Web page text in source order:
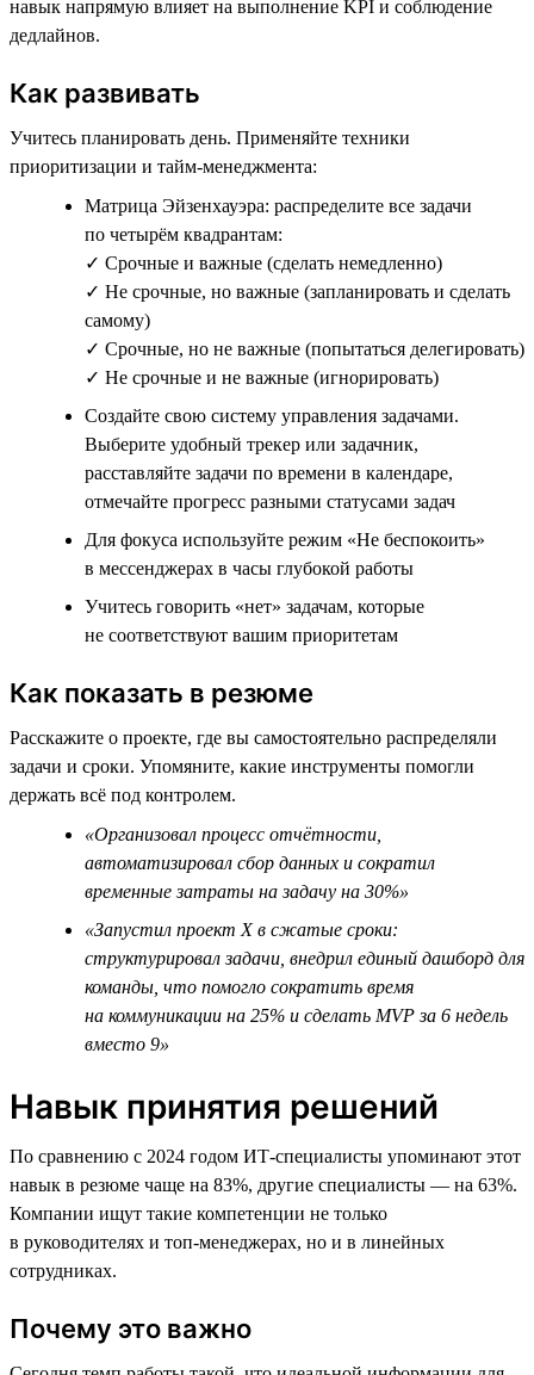
навык напрямую влияет на выполнение KPI и соблюдение
дедлайнов.
Как развивать
Учитесь планировать день. Применяйте техники
приоритизации и тайм-менеджмента:
Матрица Эйзенхауэра: распределите все задачи
по четырём квадрантам:
✓ Срочные и важные (сделать немедленно)
✓ Не срочные, но важные (запланировать и сделать
самому)
✓ Срочные, но не важные (попытаться делегировать)
✓ Не срочные и не важные (игнорировать)
Создайте свою систему управления задачами.
Выберите удобный трекер или задачник,
расставляйте задачи по времени в календаре,
отмечайте прогресс разными статусами задач
Для фокуса используйте режим «Не беспокоить»
в мессенджерах в часы глубокой работы
Учитесь говорить «нет» задачам, которые
не соответствуют вашим приоритетам
Как показать в резюме
Расскажите о проекте, где вы самостоятельно распределяли
задачи и сроки. Упомяните, какие инструменты помогли
держать всё под контролем.
«Организовал процесс отчётности,
автоматизировал сбор данных и сократил
временные затраты на задачу на 30%»
«Запустил проект Х в сжатые сроки:
структурировал задачи, внедрил единый дашборд для
команды, что помогло сократить время
на коммуникации на 25% и сделать MVP за 6 недель
вместо 9»
Навык принятия решений
По сравнению с 2024 годом ИТ-специалисты упоминают этот
навык в резюме чаще на 83%, другие специалисты — на 63%.
Компании ищут такие компетенции не только
в руководителях и топ-менеджерах, но и в линейных
сотрудниках.
Почему это важно